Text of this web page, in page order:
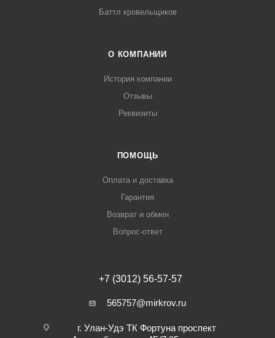
Баттл кровельщиков
О КОМПАНИИ
История компании
Отзывы
Реквизиты
ПОМОЩЬ
Оплата и доставка
Гарантия
Возврат и обмен
Вопрос-ответ
+7 (3012) 56-57-57
565757@mirkrov.ru
г. Улан-Удэ ​ТК Фортуна​ проспект